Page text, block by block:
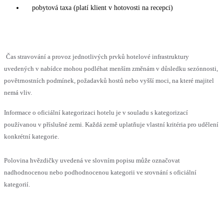
pobytová taxa (platí klient v hotovosti na recepci)
Čas stravování a provoz jednotlivých prvků hotelové infrastruktury
uvedených v nabídce mohou podléhat menším změnám v důsledku sezónnosti,
povětrnostních podmínek, požadavků hostů nebo vyšší moci, na které majitel
nemá vliv.
Informace o oficiální kategorizaci hotelu je v souladu s kategorizací
používanou v příslušné zemi. Každá země uplatňuje vlastní kritéria pro udělení
konkrétní kategorie.
Polovina hvězdičky uvedená ve slovním popisu může označovat
nadhodnocenou nebo podhodnocenou kategorii ve srovnání s oficiální
kategorií.